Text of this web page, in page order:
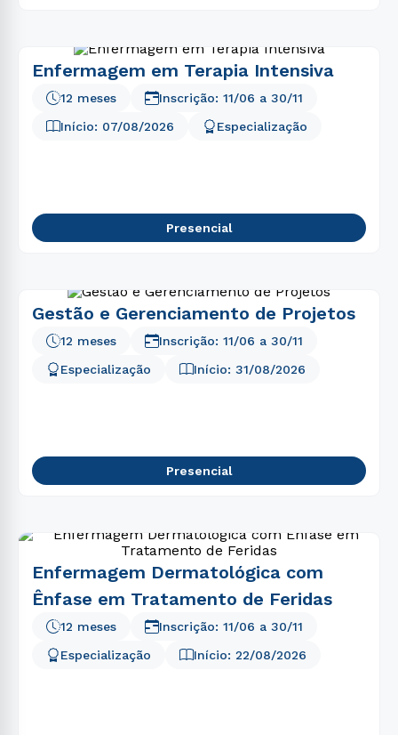
Enfermagem em Terapia Intensiva
12 meses
Início: 07/08/2026 Especialização
Inscrição: 11/06 a 30/11
Presencial
Gestão e Gerenciamento de Projetos
12 meses
Especialização
Início: 31/08/2026
Inscrição: 11/06 a 30/11
Presencial
Enfermagem Dermatológica com
Ênfase em Tratamento de Feridas
Especialização Início: 22/08/2026
12 meses Inscrição: 11/06 a 30/11